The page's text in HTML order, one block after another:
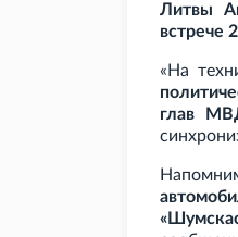
Литвы
встрече
«На
глав